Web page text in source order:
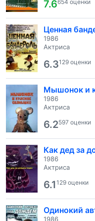
7.6654 оценки
Ценная
1986
Актриса
6.3129 оценки
Мышонок и
1986
Актриса
6.2597 оценки
Как дед за
1986
Актриса
6.1129 оценки
Одинокий
1986